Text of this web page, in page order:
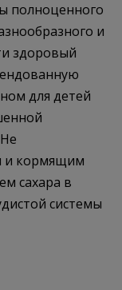
полноценного
и
здоровый
для детей
и кормящим
сахара в
системы